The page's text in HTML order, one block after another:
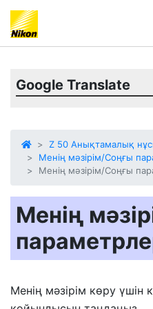
Google Translate
Z 50 Анықтамалық
Менің мәзірім/Соңғы
Менің мәзірім/Соңғы
Менің
Менің мәзірім көру үшін